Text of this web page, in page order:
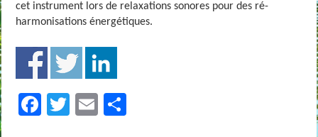
cet instrument lors de relaxations sonores pour des ré-
harmonisations énergétiques.
F
T
E